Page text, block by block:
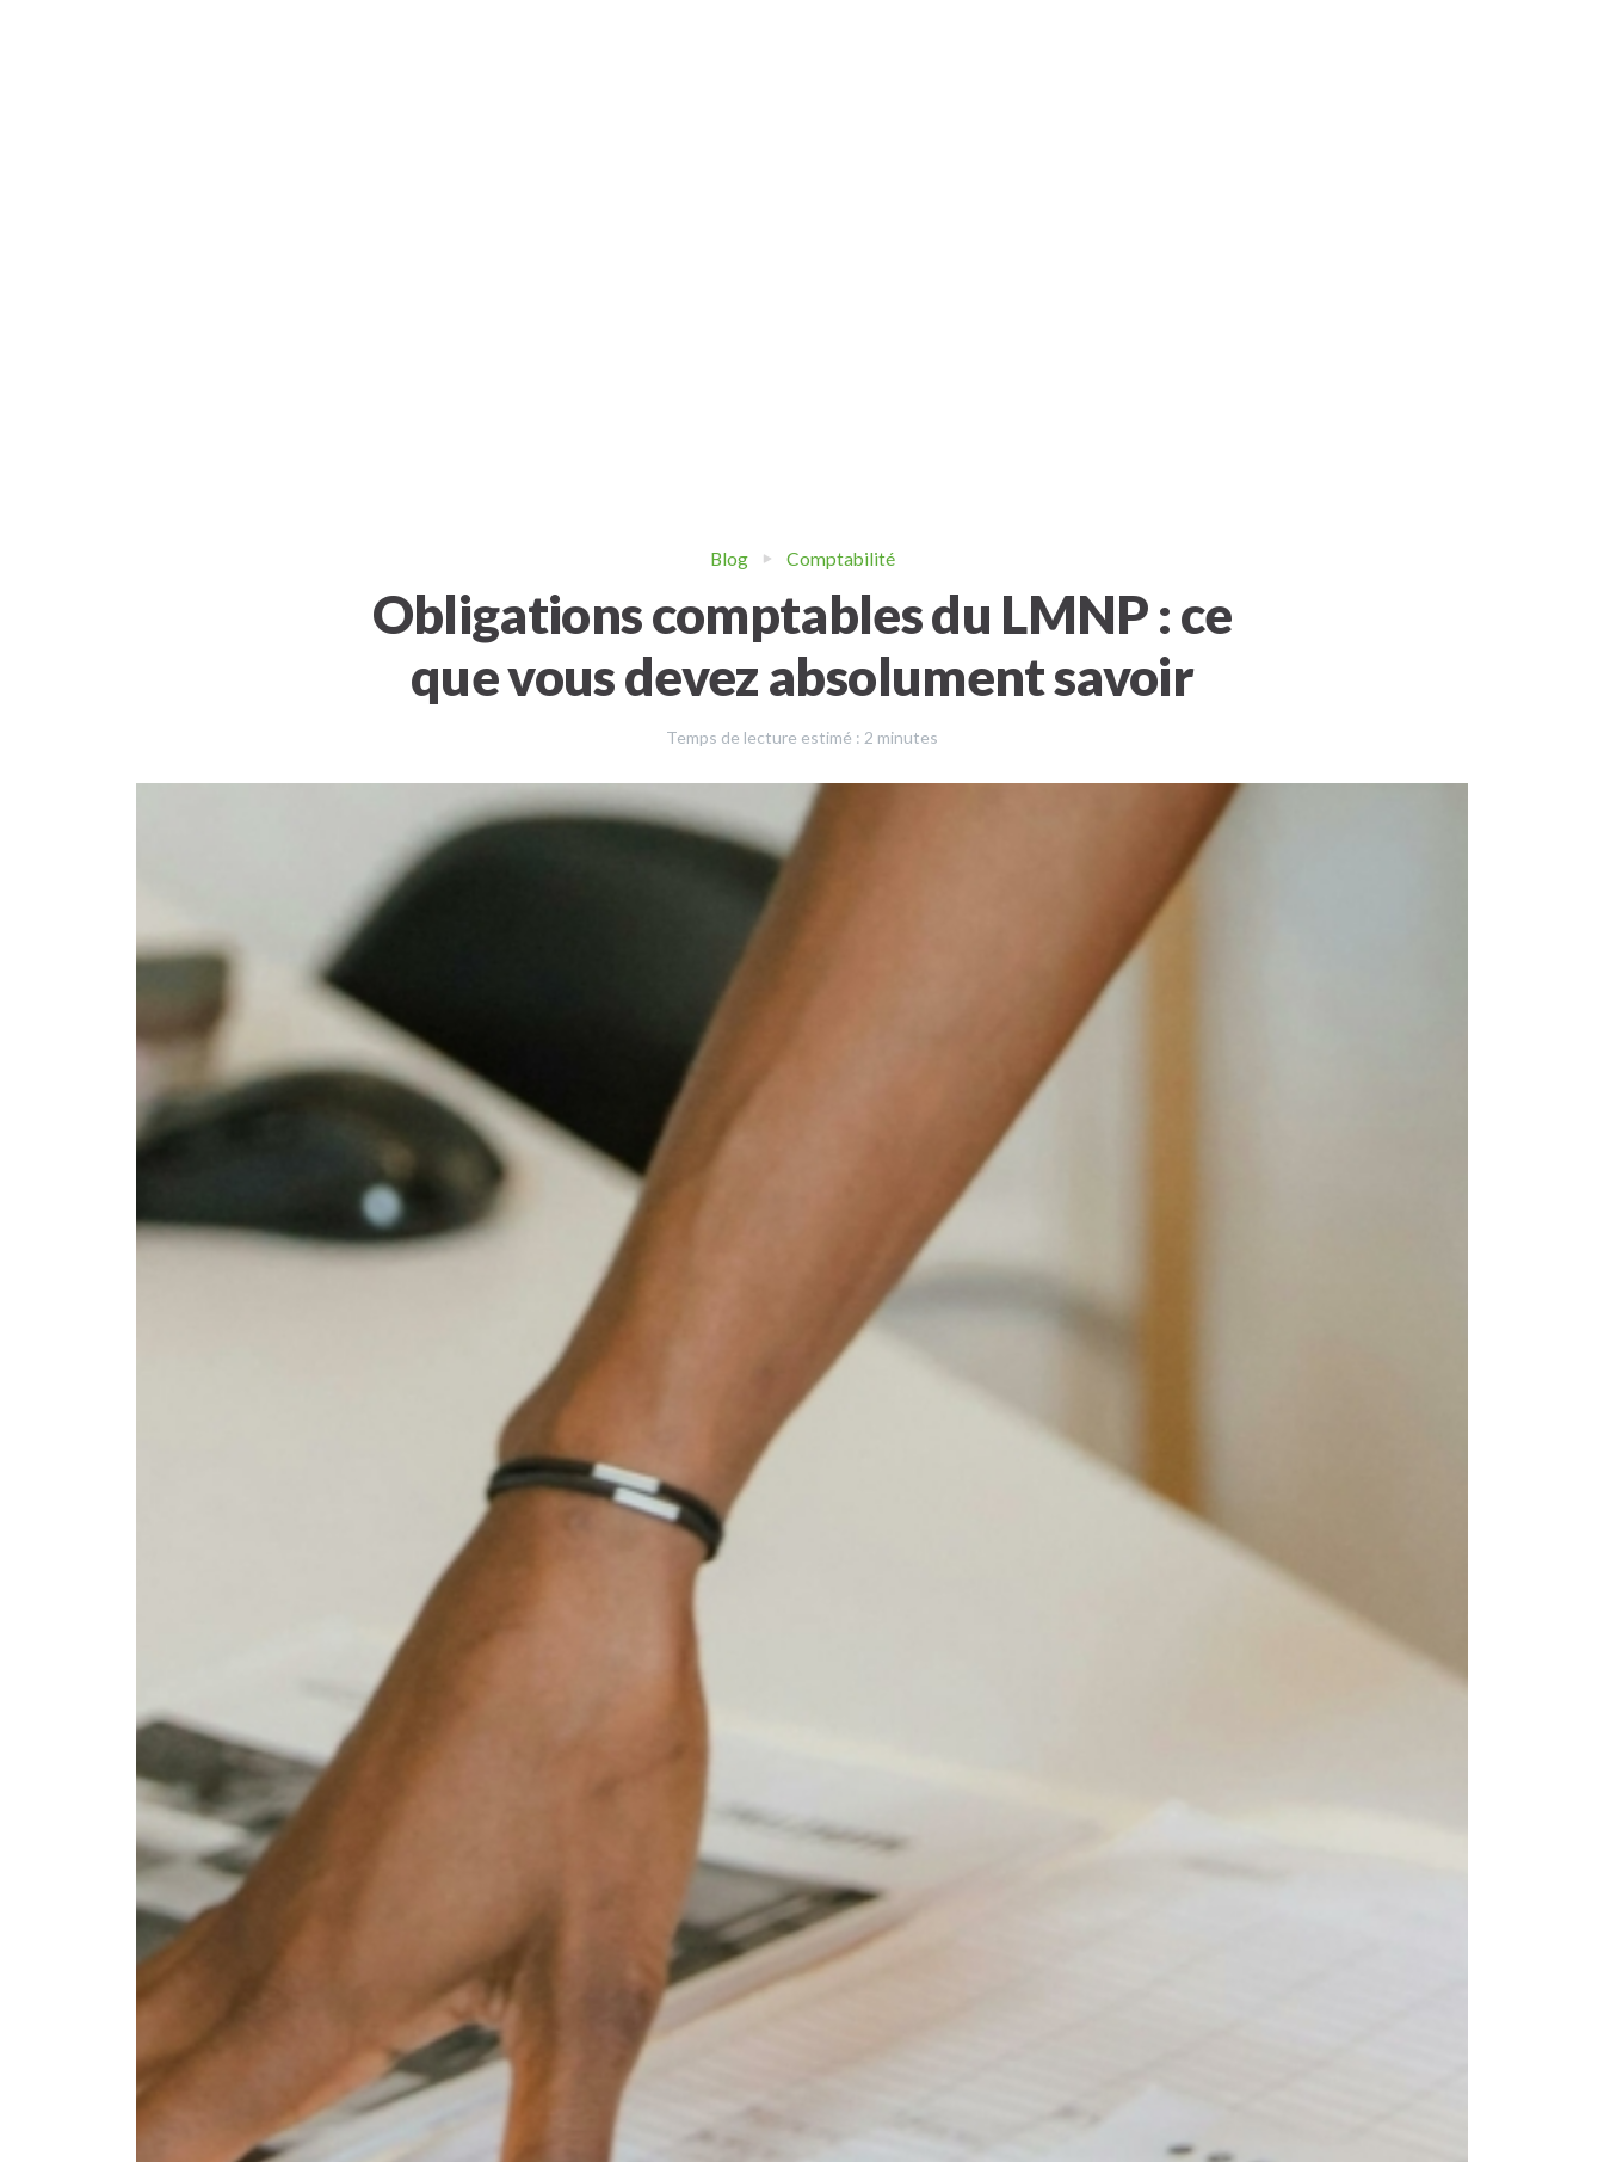
Blog Comptabilité
Obligations comptables du LMNP : ce
que vous devez absolument savoir
Temps de lecture estimé : 2 minutes